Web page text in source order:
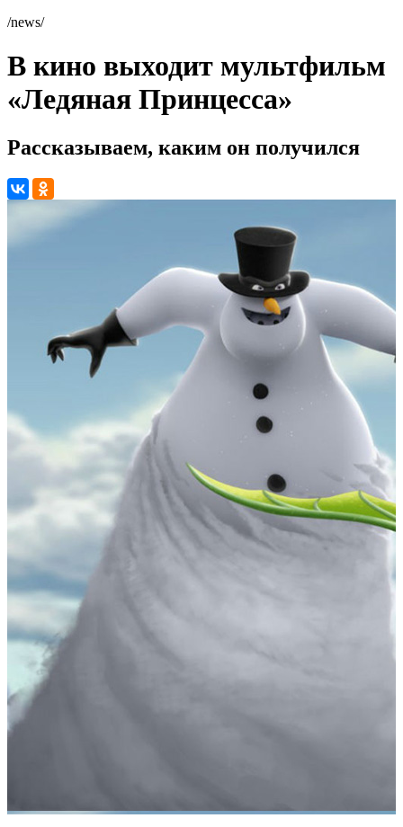
/news/
В кино выходит мультфильм
«Ледяная Принцесса»
Рассказываем, каким он получился